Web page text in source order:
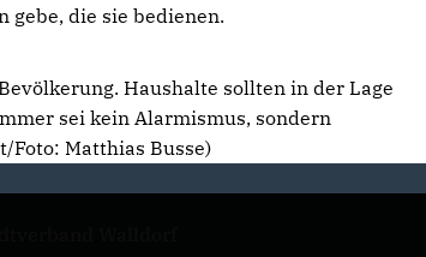
gebe, die sie bedienen.
Haushalte sollten in der Lage
sei kein Alarmismus, sondern
Foto: Matthias Busse)